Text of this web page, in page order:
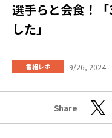
選手らと会食！
した」
番組レポ 9/26, 2024
Share